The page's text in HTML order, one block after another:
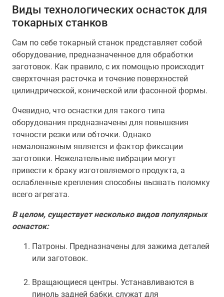
Виды технологических оснасток для
токарных станков
Сам по себе токарный станок представляет собой
оборудование, предназначенное для обработки
заготовок. Как правило, с их помощью происходит
сверхточная расточка и точение поверхностей
цилиндрической, конической или фасонной формы.
Очевидно, что оснастки для такого типа
оборудования предназначены для повышения
точности резки или обточки. Однако
немаловажным является и фактор фиксации
заготовки. Нежелательные вибрации могут
привести к браку изготовляемого продукта, а
ослабленные крепления способны вызвать поломку
всего агрегата.
В целом, существует несколько видов популярных
оснасток:
Патроны. Предназначены для зажима деталей
или заготовок.
Вращающиеся центры. Устанавливаются в
пиноль задней бабки, служат для